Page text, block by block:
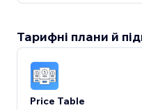
Тарифні плани й
Price Table